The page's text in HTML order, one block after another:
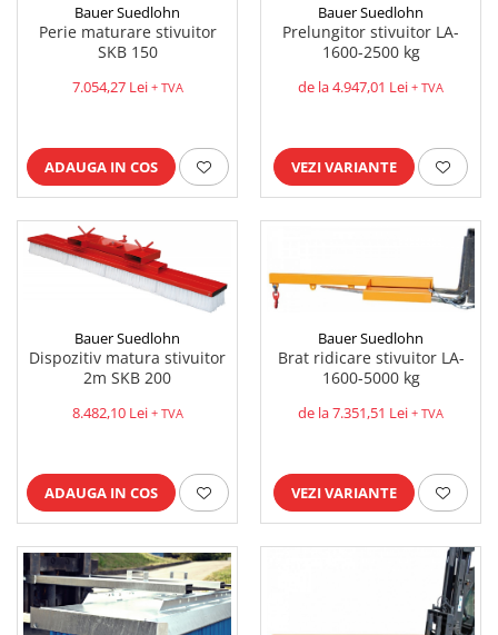
Bauer Suedlohn
Perie maturare stivuitor
SKB 150
7.054,27 Lei + TVA
ADAUGA IN COS
Bauer Suedlohn
Prelungitor stivuitor LA-
1600-2500 kg
de la 4.947,01 Lei + TVA
VEZI VARIANTE
Bauer Suedlohn
Dispozitiv matura stivuitor
2m SKB 200
8.482,10 Lei + TVA
ADAUGA IN COS
Bauer Suedlohn
Brat ridicare stivuitor LA-
1600-5000 kg
de la 7.351,51 Lei + TVA
VEZI VARIANTE